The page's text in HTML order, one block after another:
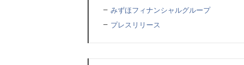
みずほフィナンシャルグループ
プレスリリース